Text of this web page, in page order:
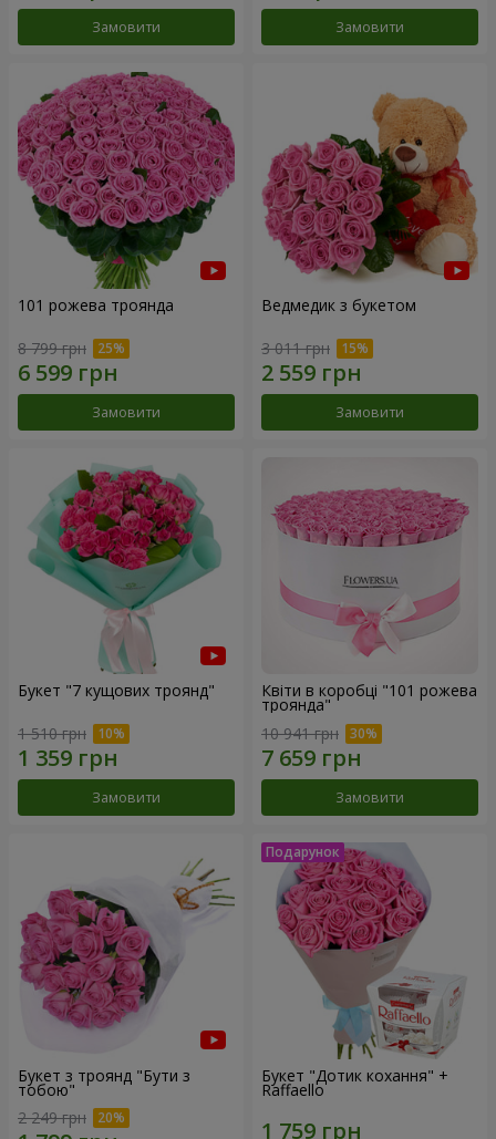
Замовити Замовити
101 рожева троянда
8 799 грн
Замовити
Ведмедик з букетом
3 011 грн
Замовити
Букет "7 кущових троянд"
1 510 грн
Замовити
Квіти в коробці "101 рожева
троянда"
10 941 грн
Замовити
Букет з троянд "Бути з
тобою"
2 249 грн
Букет "Дотик кохання" +
Raffaello